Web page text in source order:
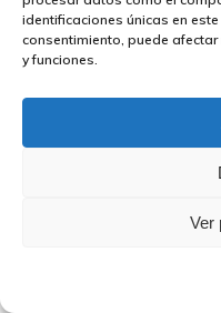
identificaciones únicas en
consentimiento, puede
y funciones.
Ver